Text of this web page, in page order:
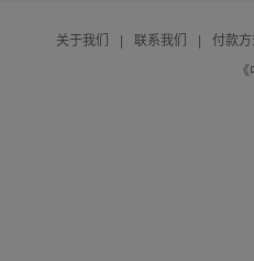
关于我们 | 联系我们 | 付款